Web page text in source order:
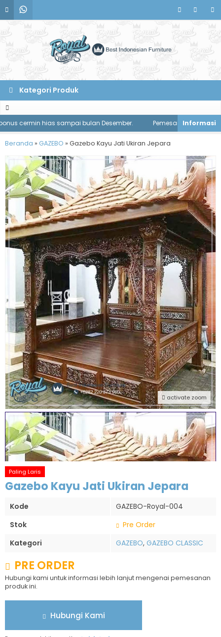
Kategori Produk
hias sampai bulan Desember. Pemesanan meja makan
Beranda » GAZEBO » Gazebo Kayu Jati Ukiran Jepara
activate zoom
Paling Laris
Gazebo Kayu Jati Ukiran Jepara
Kode
GAZEBO-Royal-004
Stok
Pre Order
Kategori
GAZEBO, GAZEBO CLASSIC
PRE ORDER
Hubungi kami untuk informasi lebih lanjut mengenai pemesanan
produk ini.
Hubungi Kami